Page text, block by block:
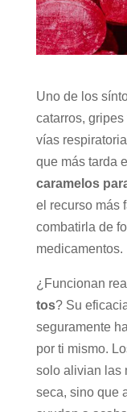
Uno de los
catarros,
vías
que más tarda
caramelos
el recurso más
combatirla de
medicamentos.
¿Funcionan
tos? Su
seguramente
por ti mismo.
solo alivian las
seca, sino que